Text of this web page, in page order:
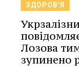
ЗДОРОВ'Я
Лозова
зупинено